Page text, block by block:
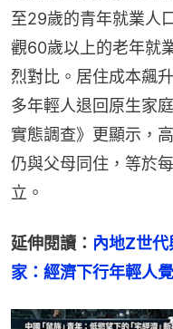
至29歲的青年就業人
觀60歲以上的老年就
烈對比。居住成本飆
多年輕人退回原生家
實態調查》更顯示，
仍與父母同住，等於
立。
延伸閱讀： 內地Z世
家：經濟下行年輕人